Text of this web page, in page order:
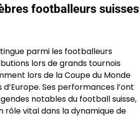
footballeurs suisses
parmi les footballeurs
lors de grands tournois
lors de la Coupe du Monde
Ses performances l’ont
notables du football suisse,
vital dans la dynamique de